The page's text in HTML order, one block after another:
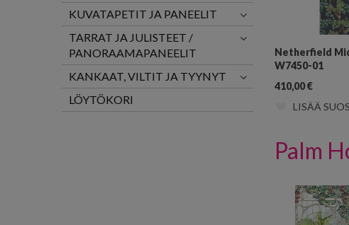
Netherfield
W7450-01
410,00€
LISÄÄ
Palm
KUVATAPETIT JA PANEELIT
TARRAT JA JULISTEET /
PANORAAMAPANEELIT
KANKAAT, VILTIT JA TYYNYT
LÖYTÖKORI